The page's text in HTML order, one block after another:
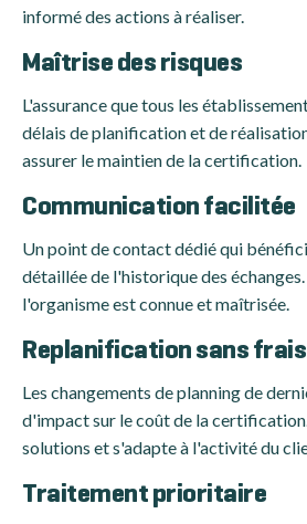
informé des actions à réaliser.
Maîtrise des risques
L'assurance que tous les
délais de planification et de
assurer le maintien de la certification.
Communication facilitée
Un point de contact dédié qui
détaillée de l'historique des
l'organisme est connue et maîtrisée.
Replanification sans frais
Les changements de planning de
d'impact sur le coût de la
solutions et s'adapte à l'activité du
Traitement prioritaire